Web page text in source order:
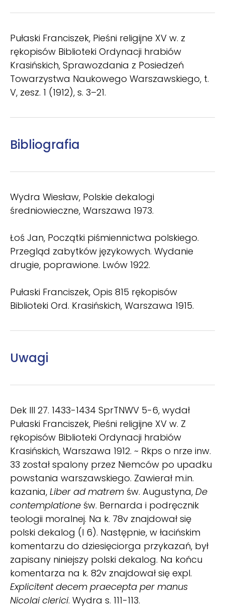
Pułaski Franciszek, Pieśni religijne XV w. z
rękopisów Biblioteki Ordynacji hrabiów
Krasińskich, Sprawozdania z Posiedzeń
Towarzystwa Naukowego Warszawskiego, t.
V, zesz. 1 (1912), s. 3–21.
Bibliografia
Wydra Wiesław, Polskie dekalogi
średniowieczne, Warszawa 1973.
Łoś Jan, Początki piśmiennictwa polskiego.
Przegląd zabytków językowych. Wydanie
drugie, poprawione. Lwów 1922.
Pułaski Franciszek, Opis 815 rękopisów
Biblioteki Ord. Krasińskich, Warszawa 1915.
Uwagi
Dek III 27. 1433-1434 SprTNWV 5-6, wydał
Pułaski Franciszek, Pieśni religijne XV w. Z
rękopisów Biblioteki Ordynacji hrabiów
Krasińskich, Warszawa 1912. ~ Rkps o nrze inw.
33 został spalony przez Niemców po upadku
powstania warszawskiego. Zawierał m.in.
kazania, Liber ad matrem św. Augustyna, De
contemplatione św. Bernarda i podręcznik
teologii moralnej. Na k. 78v znajdował się
polski dekalog (I 6). Następnie, w łacińskim
komentarzu do dziesięciorga przykazań, był
zapisany niniejszy polski dekalog. Na końcu
komentarza na k. 82v znajdował się expl.
Explicitent decem praecepta per manus
Nicolai clerici. Wydra s. 111-113.